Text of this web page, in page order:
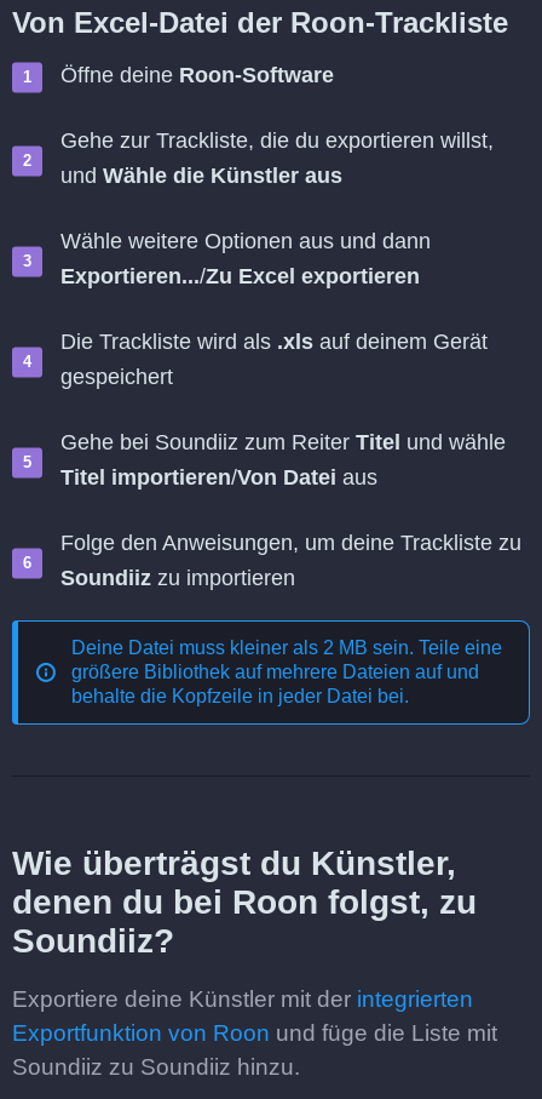
Von Excel-Datei der Roon-Trackliste
Öffne deine Roon-Software
Gehe zur Trackliste, die du exportieren willst,
und Wähle die Künstler aus
Wähle weitere Optionen aus und dann
Exportieren.../Zu Excel exportieren
Die Trackliste wird als .xls auf deinem Gerät
gespeichert
Gehe bei Soundiiz zum Reiter Titel und wähle
Titel importieren/Von Datei aus
Folge den Anweisungen, um deine Trackliste zu
Soundiiz zu importieren
Deine Datei muss kleiner als 2 MB sein. Teile eine
größere Bibliothek auf mehrere Dateien auf und
behalte die Kopfzeile in jeder Datei bei.
Wie überträgst du Künstler,
denen du bei Roon folgst, zu
Soundiiz?
Exportiere deine Künstler mit der integrierten
Exportfunktion von Roon und füge die Liste mit
Soundiiz zu Soundiiz hinzu.